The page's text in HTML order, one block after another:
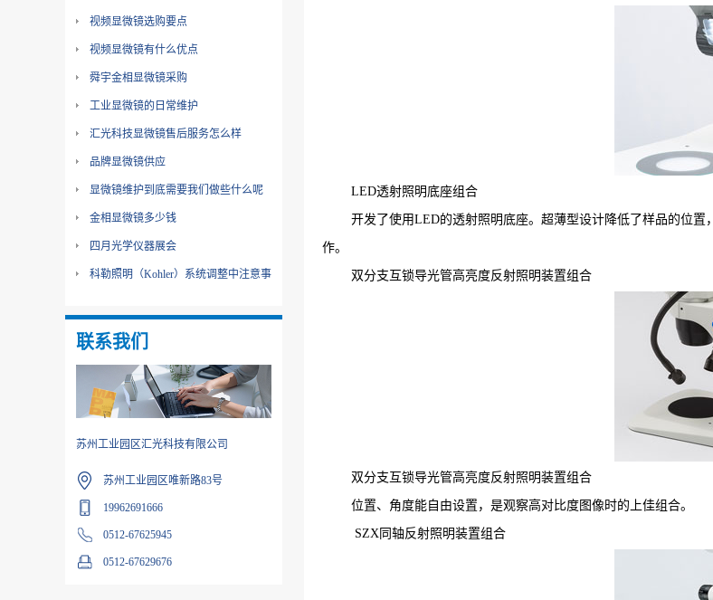
视频显微镜选购要点
视频显微镜有什么优点
舜宇金相显微镜采购
工业显微镜的日常维护
汇光科技显微镜售后服务怎么样
品牌显微镜供应
显微镜维护到底需要我们做些什么呢
金相显微镜多少钱
四月光学仪器展会
科勒照明（Kohler）系统调整中注意事
联系我们
苏州工业园区汇光科技有限公司
苏州工业园区唯新路83号
19962691666
0512-67625945
0512-67629676
LED透射照明底座组合
开发了使用LED的透射照明底座。超薄型设计降低了样品的位
作。
双分支互锁导光管高亮度反射照明装置组合
双分支互锁导光管高亮度反射照明装置组合
位置、角度能自由设置，是观察高对比度图像时的上佳组合。
SZX同轴反射照明装置组合